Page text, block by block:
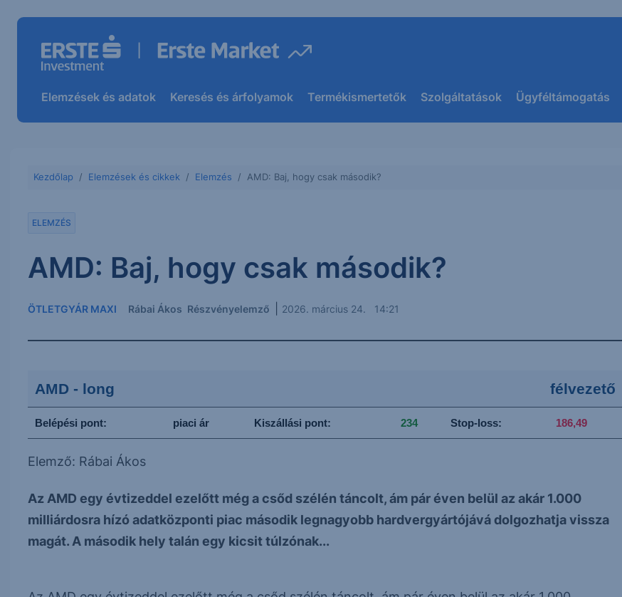
Elemzések és adatok Keresés és árfolyamok Termékismertetők Szolgáltatások Ügyféltámogatás
Kezdőlap Elemzések és cikkek Elemzés AMD: Baj, hogy csak második?
ELEMZÉS
AMD: Baj, hogy csak második?
ÖTLETGYÁR MAXI Rábai Ákos Részvényelemző 2026. március 24. 14:21
AMD - long félvezető
Belépési pont: piaci ár Kiszállási pont: 234 Stop-loss: 186,49
Elemző: Rábai Ákos
Az AMD egy évtizeddel ezelőtt még a csőd szélén táncolt, ám pár éven belül az akár 1.000
milliárdosra hízó adatközponti piac második legnagyobb hardvergyártójává dolgozhatja vissza
magát. A második hely talán egy kicsit túlzónak...